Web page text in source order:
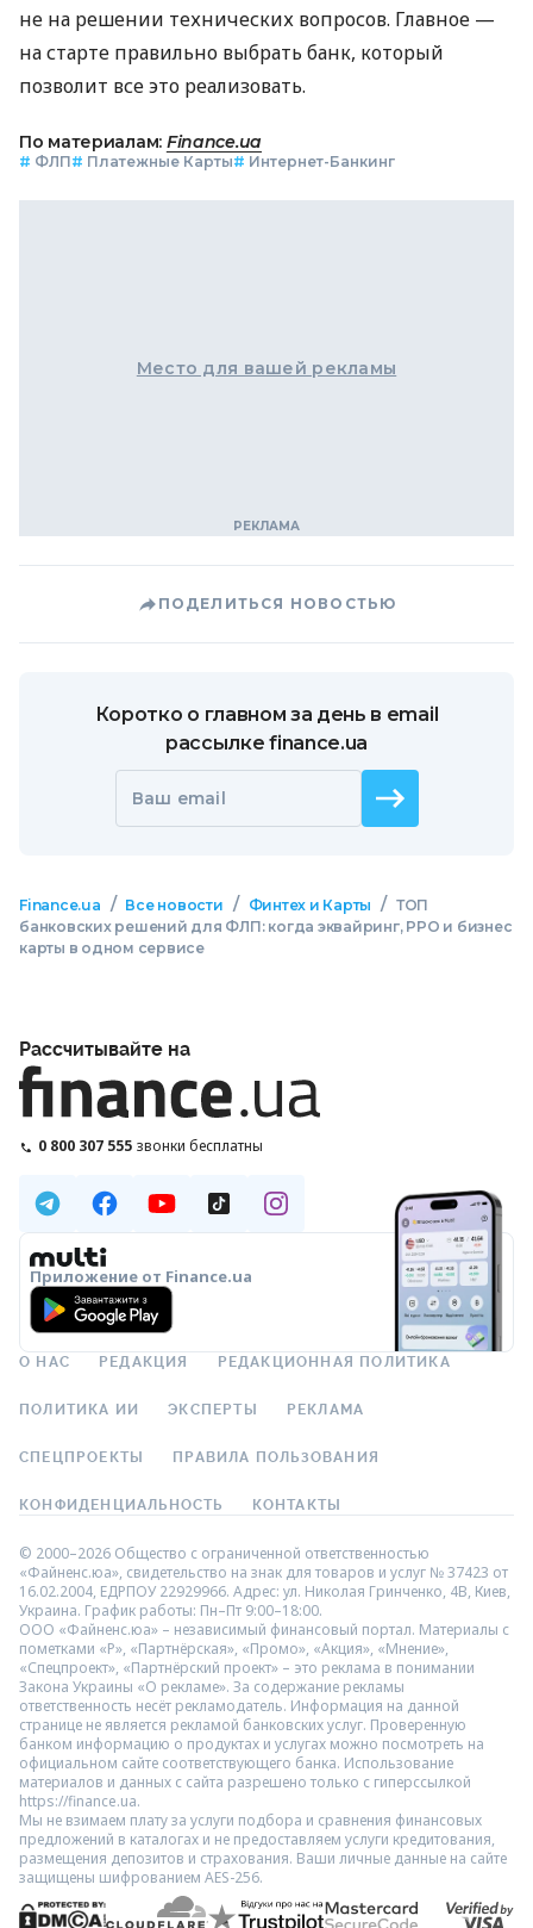
не на решении технических вопросов. Главное —
на старте правильно выбрать банк, который
позволит все это реализовать.
По материалам: Finance.ua
# ФЛП# Платежные Карты# Интернет-Банкинг
Место для вашей рекламы
ПОДЕЛИТЬСЯ НОВОСТЬЮ
Коротко о главном за день в email
рассылке finance.ua
Ваш email
Finance.ua / Все новости / Финтех и Карты / ТОП
банковских решений для ФЛП: когда эквайринг, РРО и бизнес
карты в одном сервисе
Рассчитывайте на
0 800 307 555 звонки бесплатны
Приложение от Finance.ua
О НАС РЕДАКЦИЯ РЕДАКЦИОННАЯ ПОЛИТИКА
ПОЛИТИКА ИИ ЭКСПЕРТЫ РЕКЛАМА
СПЕЦПРОЕКТЫ ПРАВИЛА ПОЛЬЗОВАНИЯ
КОНФИДЕНЦИАЛЬНОСТЬ КОНТАКТЫ
© 2000–2026 Общество с ограниченной ответственностью
«Файненс.юа», свидетельство на знак для товаров и услуг № 37423 от
16.02.2004, ЕДРПОУ 22929966. Адрес: ул. Николая Гринченко, 4В, Киев,
Украина. График работы: Пн–Пт 9:00–18:00.
ООО «Файненс.юа» – независимый финансовый портал. Материалы с
пометками «Р», «Партнёрская», «Промо», «Акция», «Мнение»,
«Спецпроект», «Партнёрский проект» – это реклама в понимании
Закона Украины «О рекламе». За содержание рекламы
ответственность несёт рекламодатель. Информация на данной
странице не является рекламой банковских услуг. Проверенную
банком информацию о продуктах и услугах можно посмотреть на
официальном сайте соответствующего банка. Использование
материалов и данных с сайта разрешено только с гиперссылкой
https://finance.ua.
Мы не взимаем плату за услуги подбора и сравнения финансовых
предложений в каталогах и не предоставляем услуги кредитования,
размещения депозитов и страхования. Ваши личные данные на сайте
защищены шифрованием AES-256.